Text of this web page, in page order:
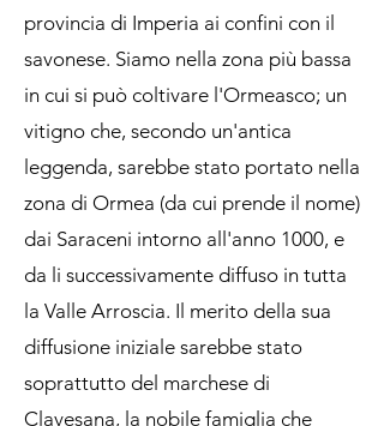
provincia di Imperia ai confini con il
savonese. Siamo nella zona più bassa
in cui si può coltivare l'Ormeasco; un
vitigno che, secondo un'antica
leggenda, sarebbe stato portato nella
zona di Ormea (da cui prende il nome)
dai Saraceni intorno all'anno 1000, e
da li successivamente diffuso in tutta
la Valle Arroscia. Il merito della sua
diffusione iniziale sarebbe stato
soprattutto del marchese di
Clavesana, la nobile famiglia che